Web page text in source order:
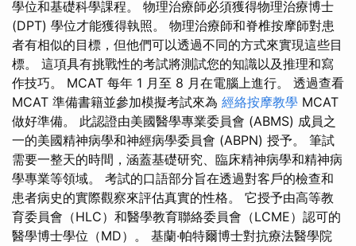
學位和基礎科學課程。 物理治療師必須獲得物理治療博士
(DPT) 學位才能獲得執照。 物理治療師和脊椎按摩師對患
者有相似的目標，但他們可以透過不同的方式來實現這些目
標。 這項具有挑戰性的考試將測試您的知識以及推理和寫
作技巧。 MCAT 每年 1 月至 8 月在電腦上進行。 透過查看
MCAT 準備書籍並參加模擬考試來為 經絡按摩教學 MCAT
做好準備。 此認證由美國醫學專業委員會 (ABMS) 成員之
一的美國精神病學和神經病學委員會 (ABPN) 授予。 筆試
需要一整天的時間，涵蓋基礎研究、臨床精神病學和精神病
學專業等領域。 考試的口語部分旨在透過對客戶的檢查和
患者病史的實際觀察來評估真實的性格。 它授予由高等教
育委員會（HLC）和醫學教育聯絡委員會（LCME）認可的
醫學博士學位（MD）。 基蘭·帕特爾博士對抗療法醫學院